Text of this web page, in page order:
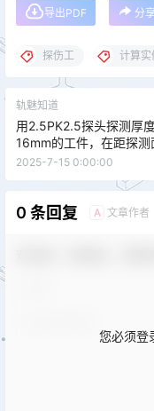
导出PDF 分
探伤工 计算实
轨魅知道
用2.5PK2.5探头探测厚
16mm的工件，在距探测
8mm处发现一φ3横孔，
水平距离各是多少?
2025-7-15 0:00:00
0 条回复 A 文章作者
您必须登